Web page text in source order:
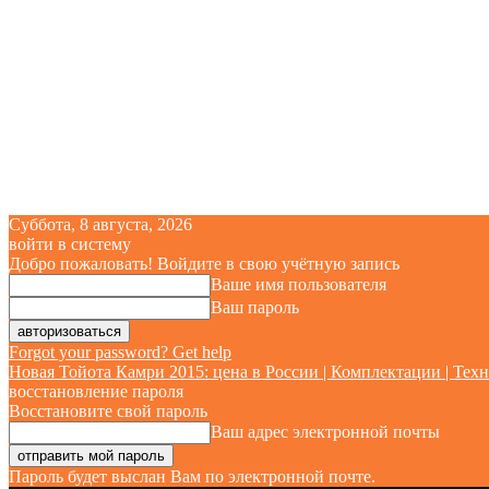
Суббота, 8 августа, 2026
войти в систему
Добро пожаловать! Войдите в свою учётную запись
Ваше имя пользователя
Ваш пароль
Forgot your password? Get help
Новая Тойота Камри 2015: цена в России | Комплектации |
восстановление пароля
Восстановите свой пароль
Ваш адрес электронной почты
Пароль будет выслан Вам по электронной почте.